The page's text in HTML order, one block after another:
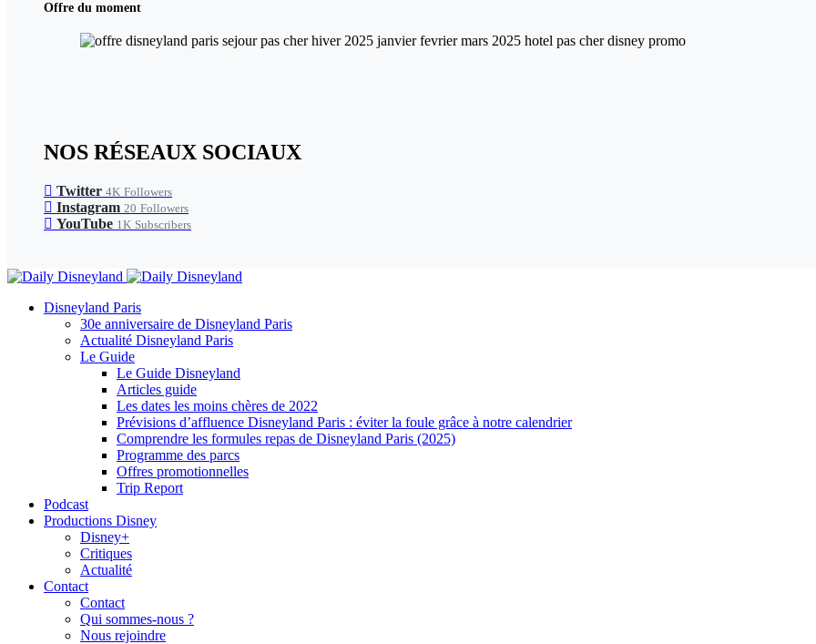
Offre du moment
NOS RÉSEAUX SOCIAUX
Twitter 4K Followers
Instagram 20 Followers
YouTube 1K Subscribers
Disneyland Paris
30e anniversaire de Disneyland Paris
Actualité Disneyland Paris
Le Guide
Le Guide Disneyland
Articles guide
Les dates les moins chères de 2022
Prévisions d’affluence Disneyland Paris : éviter la foule grâce à notre calendrier
Comprendre les formules repas de Disneyland Paris (2025)
Programme des parcs
Offres promotionnelles
Trip Report
Podcast
Productions Disney
Disney+
Critiques
Actualité
Contact
Contact
Qui sommes-nous ?
Nous rejoindre